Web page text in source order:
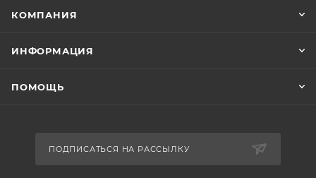
КОМПАНИЯ
ИНФОРМАЦИЯ
ПОМОЩЬ
ПОДПИСАТЬСЯ НА РАССЫЛКУ